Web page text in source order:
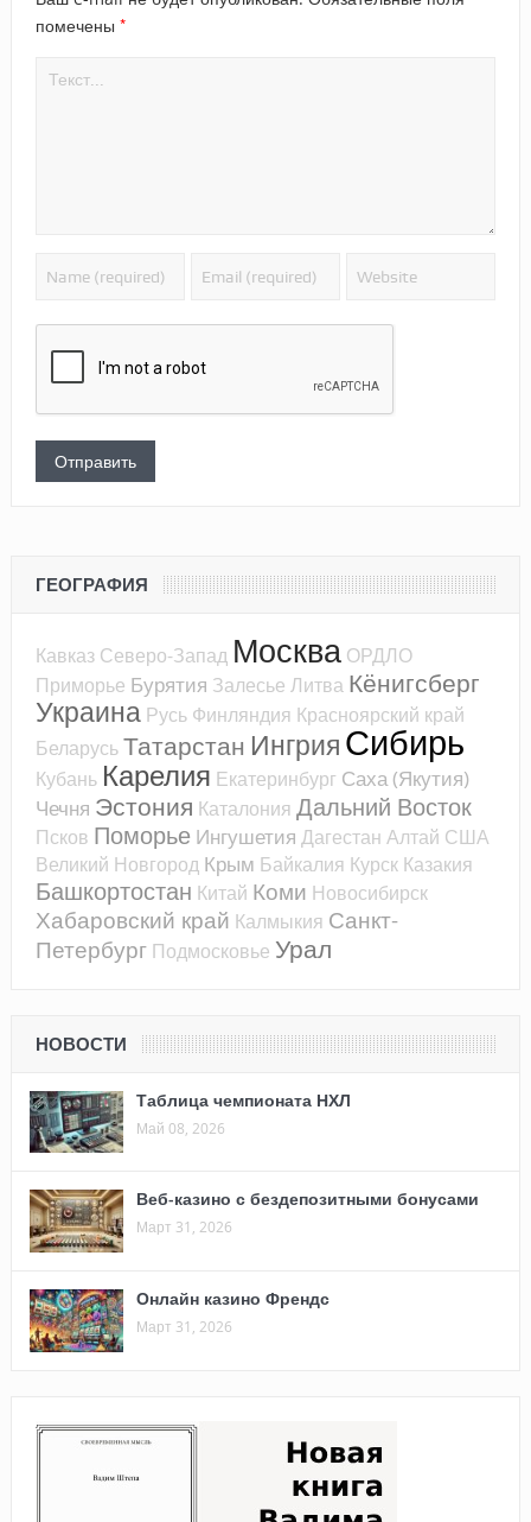
помечены *
ГЕОГРАФИЯ
Кавказ Северо-Запад Москва ОРДЛО
Приморье Бурятия Залесье Литва Кёнигсберг
Украина Русь Финляндия Красноярский край
БеларусьТатарстан ИнгрияСибирь
Кубань Карелия Екатеринбург Саха (Якутия)
Чечня Эстония Каталония Дальний Восток
Псков Поморье Ингушетия Дагестан Алтай США
Великий Новгород Крым Байкалия Курск Казакия
Башкортостан Китай Коми Новосибирск
Хабаровский край Калмыкия Санкт-
Петербург Подмосковье Урал
НОВОСТИ
Таблица чемпионата НХЛ
Май 08, 2026
Веб-казино с бездепозитными бонусами
Март 31, 2026
Онлайн казино Френдс
Март 31, 2026